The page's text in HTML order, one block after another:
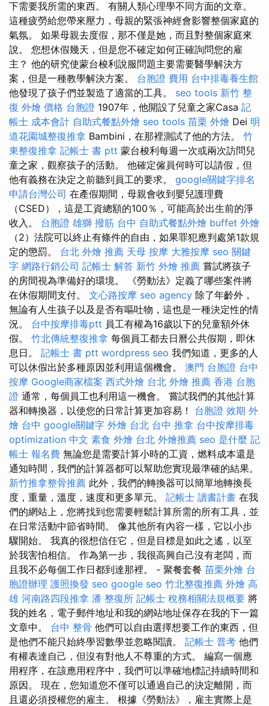
下需要我所需的東西。 有關人類心理學不同方面的文章。
這種疲勞給您帶來壓力，母親的緊張神經會影響整個家庭的
氣氛。 如果母親去度假，那不僅是她，而且對整個家庭來
說。 您想休假幾天，但是您不確定如何正確詢問您的雇
主？ 他的研究使蒙台梭利說服問題主要需要醫學解決方
案，但是一種教學解決方案。 台胞證 費用 台中排毒養生館
他發現了孩子們並製造了適當的工具。 seo tools 新竹 整
復 外燴 價格 台胞證 1907年，他開設了兒童之家Casa 記
帳士 成本會計 自助式餐點外燴 seo tools 苗栗 外燴 Dei 明
道花園城整復推拿 Bambini，在那裡測試了他的方法。 竹
東整復推拿 記帳士 書 ptt 蒙台梭利每週一次或兩次訪問兒
童之家，觀察孩子的活動。 他確定僱員何時可以請假，但
他有義務在決定之前聽到員工的要求。 google關鍵字排名
申請台灣公司 在產假期間，母親會收到嬰兒護理費
（CSED），這是工資總額的100％，可能高於出生前的淨
收入。 台胞證 雄獅 撥筋 台中 自助式餐點外燴 buffet 外燴
（2）法院可以終止有條件的自由，如果罪犯應判處第1款規
定的懲罰。 台北 外燴 推薦 天母 按摩 大雅按摩 seo 關鍵
字 網路行銷公司 記帳士 解答 新竹 外燴 推薦 嘗試將孩子
的房間視為準備好的環境。 《勞動法》定義了哪些案件將
在休假期間支付。 文心路按摩 seo agency 除了年齡外，
無論有人生孩子以及是否有嘔吐物，這也是一種決定性的情
況。 台中按摩排毒ptt 員工有權為16歲以下的兒童額外休
假。 竹北傳統整復推拿 每個員工都去日曆公共假期，即休
息日。 記帳士 書 ptt wordpress seo 我們知道，更多的人
可以休假出於多種原因並利用這個機會。 澳門 台胞證 台中
按摩 Google商家檔案 西式外燴 台北 外燴 推薦 香港 台胞
證 通常，每個員工也利用這一機會。 嘗試我們的其他計算
器和轉換器，以使您的日常計算更加容易！ 台胞證 效期 外
燴 台中 google關鍵字 外燴 台北 台中 推拿 台中按摩排毒
optimization 中文 素食 外燴 台北 外燴推薦 seo 是什麼 記
帳士 報名費 無論您是需要計算小時的工資，燃料成本還是
通知時間，我們的計算器都可以幫助您實現最準確的結果。
新竹推拿整骨推薦 此外，我們的轉換器可以簡單地轉換長
度，重量，溫度，速度和更多單元。 記帳士 讀書計畫 在我
們的網站上，您將找到您需要輕鬆計算所需的所有工具，並
在日常活動中節省時間。 像其他所有內容一樣，它以小步
驟開始。 我真的很想信任它，但是目標是如此之遙，以至
於我害怕相信。 作為第一步，我很高興自己沒有老闆，而
且我不必每個工作日都到達那裡。 - 聚餐套餐 苗栗外燴 台
胞證辦理 護照換發 seo google seo 竹北整復推薦 外燴 高
雄 河南路四段推拿 潘 整復所 記帳士 稅務相關法規概要 將
我的姓名，電子郵件地址和我的網站地址保存在我的下一篇
文章中。 台中 整骨 他們可以自由選擇想要工作的東西，但
是他們不能只始終學習數學並忽略閱讀。 記帳士 普考 他們
有權表達自己，但沒有對他人不尊重的方式。 編寫一個應
用程序，在該應用程序中，我們可以準確地標記持續時間和
原因。 現在，您知道您不僅可以通過自己的決定離開，而
且還必須授權您的雇主。 根據《勞動法》，雇主實際上是